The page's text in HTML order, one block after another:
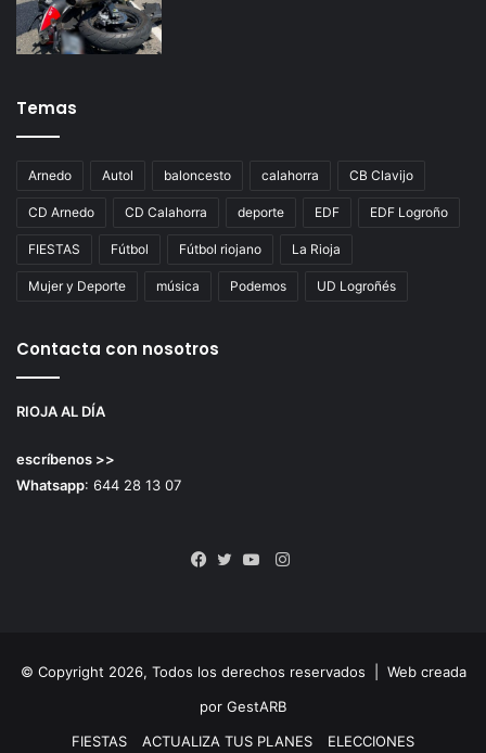
Temas
Arnedo Autol baloncesto calahorra CB Clavijo
CD Arnedo CD Calahorra deporte EDF EDF Logroño
FIESTAS Fútbol Fútbol riojano La Rioja
Mujer y Deporte música Podemos UD Logroñés
Contacta con nosotros
RIOJA AL DÍA
escríbenos >>
Whatsapp: 644 28 13 07
Instagram
© Copyright 2026, Todos los derechos reservados | Web creada
por GestARB
FIESTAS
ACTUALIZA TUS PLANES ELECCIONES